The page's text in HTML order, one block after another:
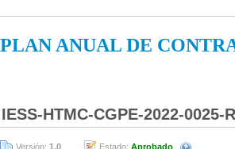
PLAN ANUAL DE
IESS-HTMC-CGPE-2022-0025-R
Versión: 1.0 Estado: Aprobado